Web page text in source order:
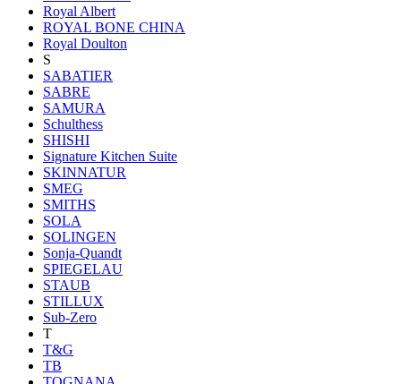
Royal Albert
ROYAL BONE CHINA
Royal Doulton
S
SABATIER
SABRE
SAMURA
Schulthess
SHISHI
Signature Kitchen Suite
SKINNATUR
SMEG
SMITHS
SOLA
SOLINGEN
Sonja-Quandt
SPIEGELAU
STAUB
STILLUX
Sub-Zero
T
T&G
TB